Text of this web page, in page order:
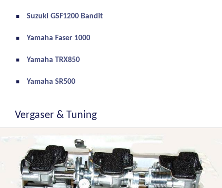
Suzuki GSF1200 Bandit
Yamaha Faser 1000
Yamaha TRX850
Yamaha SR500
Vergaser & Tuning